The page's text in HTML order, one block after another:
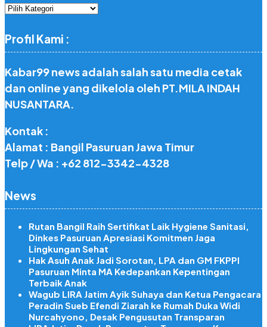
Rubrik
Profil Kami :
Kabar99 news adalah salah satu media cetak
dan online yang dikelola oleh PT.MILA INDAH
NUSANTARA.
Kontak :
Alamat : Bangil Pasuruan Jawa Timur
Telp / Wa : +62 812-3342-4328
News
Rutan Bangil Raih Sertifikat Laik Hygiene Sanitasi,
Dinkes Pasuruan Apresiasi Komitmen Jaga
Lingkungan Sehat
Hak Asuh Anak Jadi Sorotan, LPA dan GM FKPPI
Pasuruan Minta MA Kedepankan Kepentingan
Terbaik Anak
Wagub LIRA Jatim Ayik Suhaya dan Ketua Pengacara
Peradin Sueb Efendi Ziarah ke Rumah Duka Widi
Nurcahyono, Desak Pengusutan Transparan